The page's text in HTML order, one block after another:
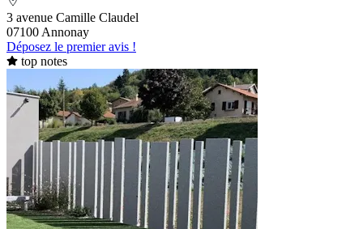
3 avenue Camille Claudel
07100 Annonay
Déposez le premier avis !
top notes